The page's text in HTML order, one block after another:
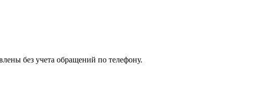
без учета обращений по телефону.